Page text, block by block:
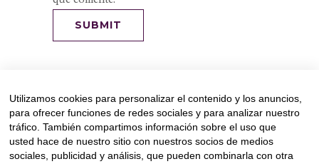
Utilizamos cookies para personalizar el contenido y los anuncios,
para ofrecer funciones de redes sociales y para analizar nuestro
tráfico. También compartimos información sobre el uso que
usted hace de nuestro sitio con nuestros socios de medios
sociales, publicidad y análisis, que pueden combinarla con otra